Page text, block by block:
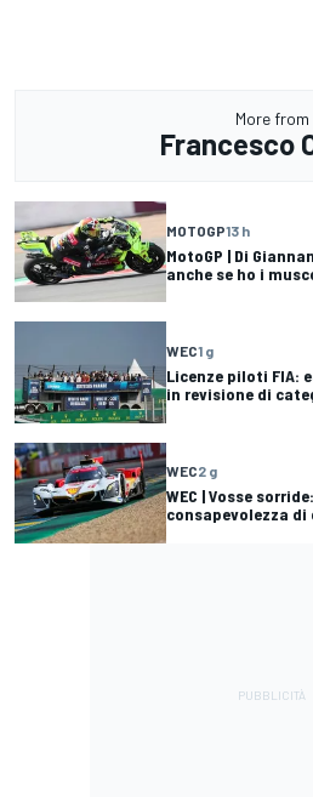
More from
Francesco
MOTOGP13 h
MotoGP | Di
anche se ho i
WEC1 g
Licenze piloti FIA:
in revisione di
WEC2 g
WEC | Vosse
consapevolezza